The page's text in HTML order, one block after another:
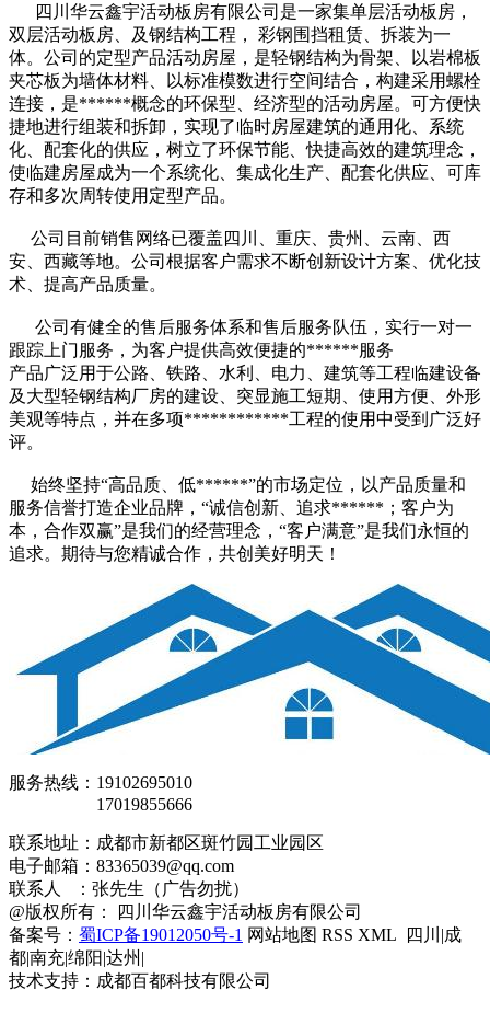
四川华云鑫宇活动板房有限公司是一家集单层活动板房，
双层活动板房、及钢结构工程，
彩钢围挡租赁、拆装为一
体。公司的定型产品活动房屋，是轻钢结构为骨架、以岩棉板
夹芯板为墙体材料、以标准模数进行空间结合，构建采用螺栓
连接，是******概念的环保型、经济型的活动房屋。可方便快
捷地进行组装和拆卸，实现了临时房屋建筑的通用化、系统
化、配套化的供应，树立了环保节能、快捷高效的建筑理念，
使临建房屋成为一个系统化、集成化生产、配套化供应、可库
存和多次周转使用定型产品。
公司目前销售网络已覆盖四川、重庆、贵州、云南、西
安、西藏等地。公司根据客户需求不断创新设计方案、优化技
术、提高产品质量。
公司有健全的售后服务体系和售后服务队伍，实行一对一
跟踪上门服务，为客户提供高效便捷的******服务
产品广泛用于公路、铁路、水利、电力、建筑等工程临建设备
及大型轻钢结构厂房的建设、突显施工短期、使用方便、外形
美观等特点，并在多项************工程的使用中受到广泛好
评。
始终坚持“高品质、低******”的市场定位，以产品质量和
服务信誉打造企业品牌，“诚信创新、追求******；客户为
本，合作双赢”是我们的经营理念，“客户满意”是我们永恒的
追求。期待与您精诚合作，共创美好明天！
服务热线：19102695010
17019855666
联系地址：成都市新都区斑竹园工业园区
电子邮箱：83365039@qq.com
联系人 ：张先生（广告勿扰）
@版权所有： 四川华云鑫宇活动板房有限公司
备案号： 蜀ICP备19012050号-1 网站地图 RSS XML 四川|成
都|南充|绵阳|达州|
技术支持：成都百都科技有限公司